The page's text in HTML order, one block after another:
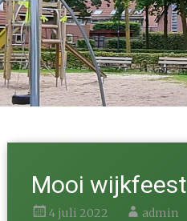
Mooi wijkfeest
4 juli 2022 admin